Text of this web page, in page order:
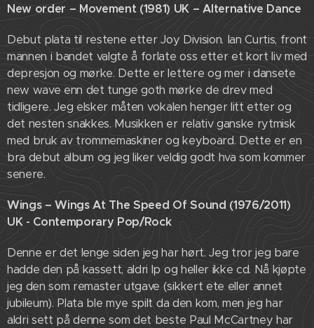
New order – Movement (1981) UK – Alternative Dance
Debut plata til restene etter Joy Division. Ian Curtis, front
mannen i bandet valgte å forlate oss etter et kort liv med
depresjon og mørke. Dette er lettere og mer i dansete
new wave enn det tunge goth mørke de drev med
tidligere. Jeg elsker måten vokalen henger litt etter og
det nesten snakkes. Musikken er relativ ganske rytmisk
med bruk av trommemaskiner og keyboard. Dette er en
bra debut album og jeg liker veldig godt hva som kommer
senere.
Wings – Wings At The Speed Of Sound (1976/2011)
UK - Contemporary Pop/Rock
Denne er det lenge siden jeg har hørt. Jeg tror jeg bare
hadde den på kassett, aldri lp og heller ikke cd. Nå kjøpte
jeg den som remaster utgave (sikkert ete eller annet
jubileum). Plata ble mye spilt da den kom, men jeg har
aldri sett på denne som det beste Paul McCartney har